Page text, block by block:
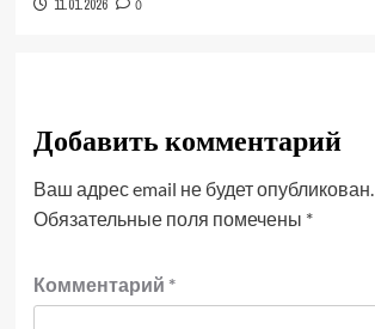
11.01.2026 0
Добавить комментарий
Ваш адрес email не будет опубликован.
Обязательные поля помечены *
Комментарий *